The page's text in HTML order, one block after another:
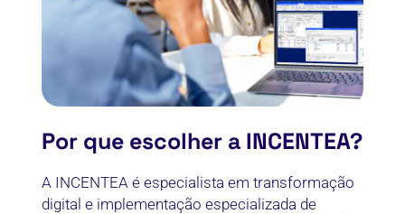
Por que escolher a INCENTEA?
A INCENTEA é especialista em transformação
digital e implementação especializada de